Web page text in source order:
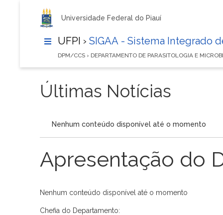
Universidade Federal do Piauí
UFPI › SIGAA - Sistema Integrado
DPM/CCS › DEPARTAMENTO DE PARASITOLOGIA E
Últimas Notícias
Nenhum conteúdo disponível até o momento
Apresentação do
Nenhum conteúdo disponível até o momento
Chefia do Departamento: